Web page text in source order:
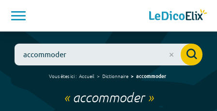
Vous êtes ici : Accueil Dictionnaire accommoder
« accommoder»